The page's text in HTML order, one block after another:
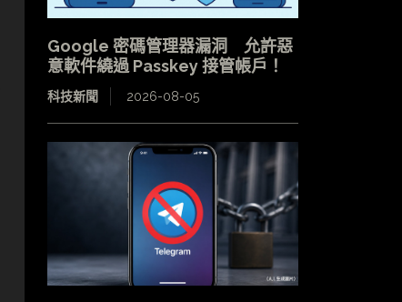
Google 密碼管理器漏洞 允許惡
意軟件繞過 Passkey 接管帳戶！
科技新聞 2026-08-05